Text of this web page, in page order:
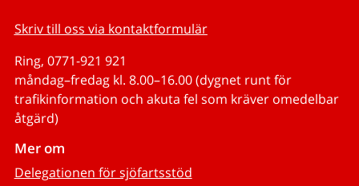
Skriv till oss via kontaktformulär
Ring, 0771-921 921
måndag–fredag kl. 8.00–16.00 (dygnet runt för
trafikinformation och akuta fel som kräver omedelbar
åtgärd)
Mer om
Delegationen för sjöfartsstöd